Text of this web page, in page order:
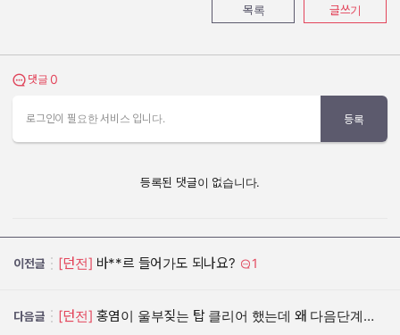
목록 글쓰기
댓글 보기
댓글 0
로그인이 필요한 서비스 입니다. 등록
등록된 댓글이 없습니다.
이전글 [던전] 바**르 들어가도 되나요? 1
다음글 [던전] 홍염이 울부짖는 탑 클리어 했는데 왜 다음단계가 안 될까요??